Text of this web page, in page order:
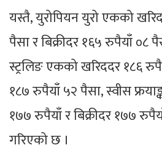
यस्तै, युरोपियन युरो एकको
पैसा र बिक्रीदर १६५ रुपैयाँ ०८
स्ट्रलिङ एकको खरिददर १८६
१८७ रुपैयाँ ५२ पैसा, स्वीस
१७७ रुपैयाँ र बिक्रीदर १७७
गरिएको छ ।